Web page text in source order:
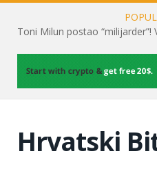
Hrvatski